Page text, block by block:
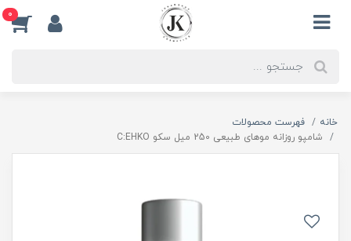
0
خانه
فهرست محصولات
شامپو روزانه موهای طبیعی 250 میل سکو C:EHKO